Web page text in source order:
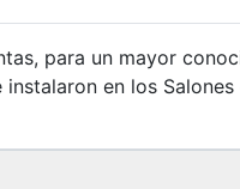
para un mayor
en los